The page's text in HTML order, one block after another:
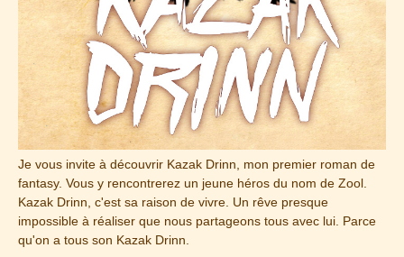
Je vous invite à découvrir Kazak Drinn, mon premier roman de
fantasy. Vous y rencontrerez un jeune héros du nom de Zool.
Kazak Drinn, c'est sa raison de vivre. Un rêve presque
impossible à réaliser que nous partageons tous avec lui. Parce
qu'on a tous son Kazak Drinn.